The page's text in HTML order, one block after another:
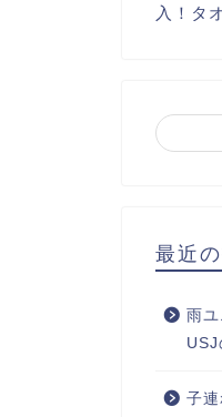
入！タ
最近
雨
USJ
子